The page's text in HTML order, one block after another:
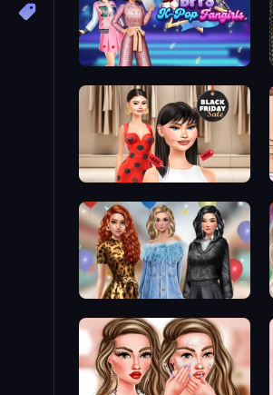
BFFs K-Pop Fangirls
Shopaholic Black Friday
Black Friday Mystery Sale